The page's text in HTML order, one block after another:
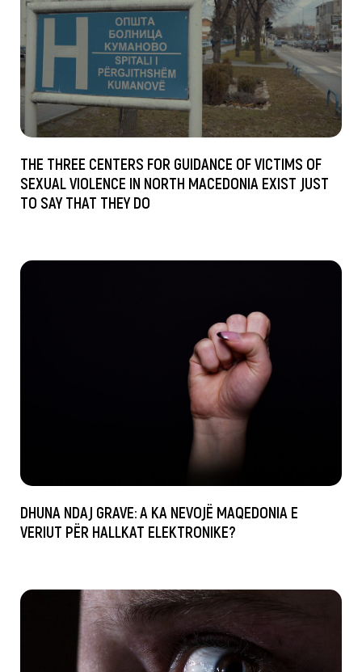
THE THREE CENTERS FOR GUIDANCE OF VICTIMS OF
SEXUAL VIOLENCE IN NORTH MACEDONIA EXIST JUST
TO SAY THAT THEY DO
DHUNA NDAJ GRAVE: A KA NEVOJË MAQEDONIA E
VERIUT PËR HALLKAT ELEKTRONIKE?